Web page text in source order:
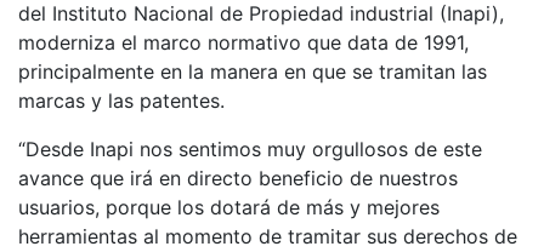
del Instituto Nacional de Propiedad industrial (Inapi),
moderniza el marco normativo que data de 1991,
principalmente en la manera en que se tramitan las
marcas y las patentes.
“Desde Inapi nos sentimos muy orgullosos de este
avance que irá en directo beneficio de nuestros
usuarios, porque los dotará de más y mejores
herramientas al momento de tramitar sus derechos de